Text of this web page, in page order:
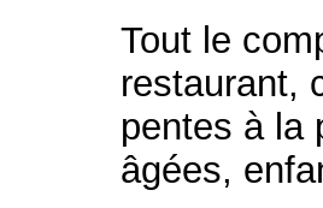
Tout le
restaurant,
pentes à la
âgées,